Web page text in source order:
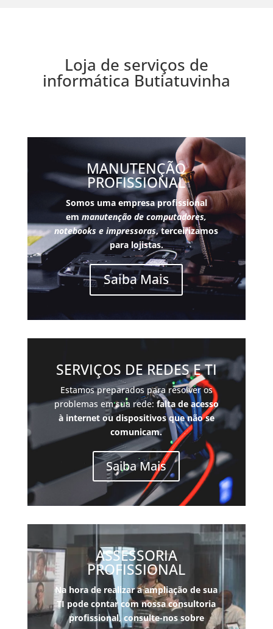
Loja de serviços de
informática Butiatuvinha
MANUTENÇÃO
PROFISSIONAL
Somos uma empresa profissional
emmanutenção de computadores,
notebooks e impressoras, terceirizamos
para lojistas.
Saiba Mais
SERVIÇOS DE REDES E TI
Estamos preparados para resolver os
problemas em sua rede: falta de acesso
à internet ou dispositivos que não se
comunicam.
Saiba Mais
ASSESSORIA
PROFISSIONAL
Na hora de realizar a ampliação de sua
TI pode contar com nossa consultoria
profissional, consulte-nos sobre